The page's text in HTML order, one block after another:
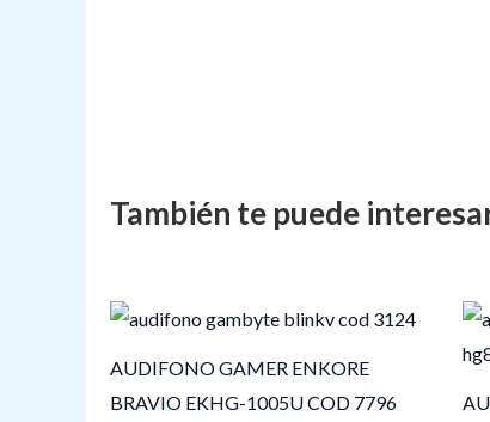
AUDIFONO GAMER ENKORE
BRAVIO EKHG-1005U COD 7796